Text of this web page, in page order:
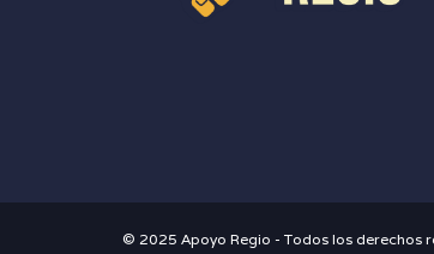
© 2025 Apoyo Regio - Todos los derechos